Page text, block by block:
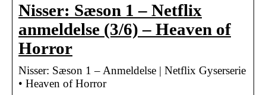
Nisser: Sæson 1 – Netflix
anmeldelse (3/6) – Heaven of
Horror
Nisser: Sæson 1 – Anmeldelse | Netflix Gyserserie
• Heaven of Horror